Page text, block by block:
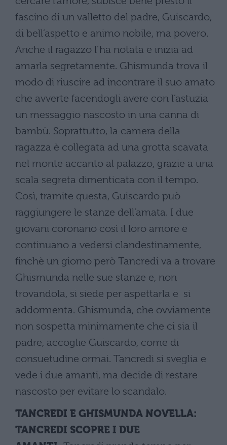
fascino di un valletto del padre, Guiscardo,
di bell’aspetto e animo nobile, ma povero.
Anche il ragazzo l’ha notata e inizia ad
amarla segretamente. Ghismunda trova il
modo di riuscire ad incontrare il suo amato
che avverte facendogli avere con l’astuzia
un messaggio nascosto in una canna di
bambù. Soprattutto, la camera della
ragazza è collegata ad una grotta scavata
nel monte accanto al palazzo, grazie a una
scala segreta dimenticata con il tempo.
Così, tramite questa, Guiscardo può
raggiungere le stanze dell’amata. I due
giovani coronano così il loro amore e
continuano a vedersi clandestinamente,
finchè un giorno però Tancredi va a trovare
Ghismunda nelle sue stanze e, non
trovandola, si siede per aspettarla e si
addormenta. Ghismunda, che ovviamente
non sospetta minimamente che ci sia il
padre, accoglie Guiscardo, come di
consuetudine ormai. Tancredi si sveglia e
vede i due amanti, ma decide di restare
nascosto per evitare lo scandalo.
TANCREDI E GHISMUNDA NOVELLA:
TANCREDI SCOPRE I DUE